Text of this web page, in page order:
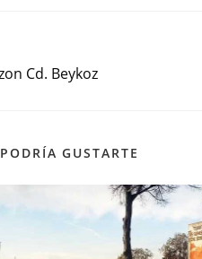
Cd. Beykoz
GUSTARTE